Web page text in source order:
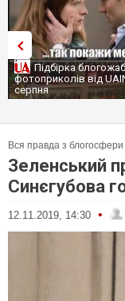
Підбірка
фотоприколів від
серпня
Вся правда з блогосфери
Зеленський
Синєгубова
12.11.2019, 14:30 •